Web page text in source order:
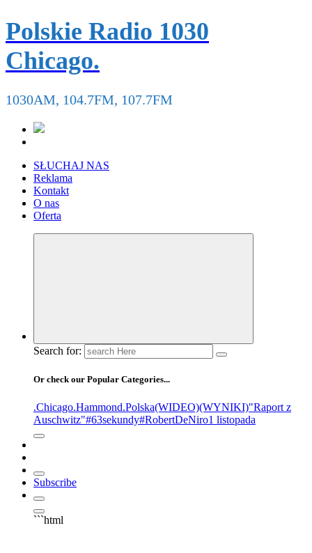
Polskie Radio 1030
Chicago.
1030AM, 104.7FM, 107.7FM
SŁUCHAJ NAS
Reklama
Kontakt
O nas
Oferta
Search for:
Or check our Popular Categories...
.Chicago.Hammond.Polska(WIDEO)(WYNIKI)"Raport z
Auschwitz"#63sekundy#RobertDeNiro1 listopada
Subscribe
```html